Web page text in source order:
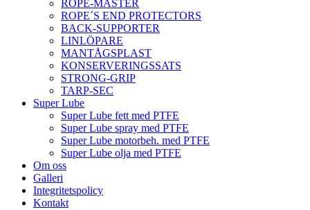
ROPE-MASTER
ROPE´S END PROTECTORS
BACK-SUPPORTER
LINLÖPARE
MANTÅGSPLAST
KONSERVERINGSSATS
STRONG-GRIP
TARP-SEC
Super Lube
Super Lube fett med PTFE
Super Lube spray med PTFE
Super Lube motorbeh. med PTFE
Super Lube olja med PTFE
Om oss
Galleri
Integritetspolicy
Kontakt